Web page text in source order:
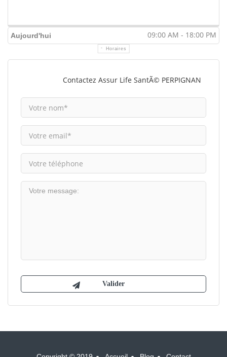
Aujourd'hui 09:00 AM - 18:00 PM
Horaires
Contactez Assur Life SantÃ© PERPIGNAN